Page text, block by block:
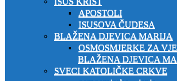
APOSTOLI
ISUSOVA ČUDESA
BLAŽENA DJEVICA MARIJA
OSMOSMJERKE ZA
BLAŽENA DJEVICA
SVECI KATOLIČKE CRKVE